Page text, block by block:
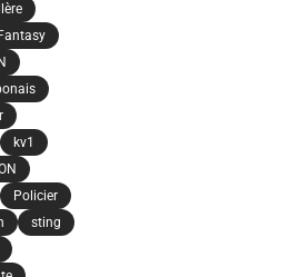
Fantasy
kv1
Policier
sting